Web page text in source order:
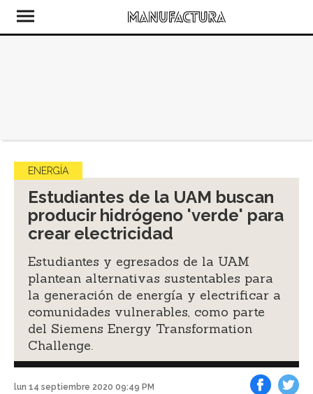
ENERGÍA
Estudiantes de la UAM buscan
producir hidrógeno 'verde' para
crear electricidad
Estudiantes y egresados de la UAM
plantean alternativas sustentables para
la generación de energía y electrificar a
comunidades vulnerables, como parte
del Siemens Energy Transformation
Challenge.
lun 14 septiembre 2020 09:49 PM